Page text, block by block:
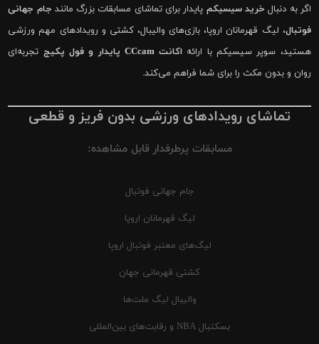
اگر به دنبال خرید سیسیکم پایدار برای تماشای مسابقات بزرگ مانند جام جهانی
فوتبال، لیگ قهرمانان اروپا، بازی‌های والیبال، کشتی و رویدادهای مهم ورزشی
هستید، سوپر سیسیکم با ارائه اکانت CCcam پایدار و فول پکیج
تجربه‌ای
روان و بدون مکث را برای شما فراهم می‌کند.
تماشای رویدادهای ورزشی بدون فریز و قطعی
مسابقات پرطرفدار قابل مشاهده:
جام جهانی فوتبال
لیگ قهرمانان اروپا
لیگ‌های معتبر فوتبال اروپا
کشتی قهرمانی جهان
والیبال لیگ ملت‌ها
بسکتبال NBA و رقابت‌های بین‌المللی